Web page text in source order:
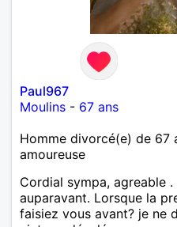
Paul967
Moulins - 67 ans
Homme divorcé(e) de 67
amoureuse
Cordial sympa, agreable
auparavant. Lorsque la
faisiez vous avant? je ne